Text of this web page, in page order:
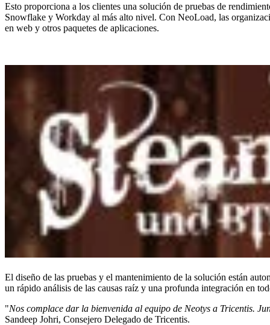
Esto proporciona a los clientes una solución de pruebas de
Snowflake y Workday al más alto nivel. Con NeoLoad, las
en web y otros paquetes de aplicaciones.
El diseño de las pruebas y el mantenimiento de la solución están
un rápido análisis de las causas raíz y una profunda integración en
"Nos complace dar la bienvenida al equipo de Neotys a Tricentis.
Sandeep Johri, Consejero Delegado de Tricentis.